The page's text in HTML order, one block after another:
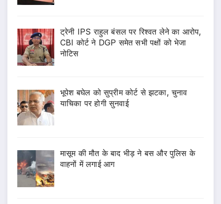
ट्रेनी IPS राहुल बंसल पर रिश्वत लेने का आरोप,
CBI कोर्ट ने DGP समेत सभी पक्षों को भेजा
नोटिस
भूपेश बघेल को सुप्रीम कोर्ट से झटका, चुनाव
याचिका पर होगी सुनवाई
मासूम की मौत के बाद भीड़ ने बस और पुलिस के
वाहनों में लगाई आग